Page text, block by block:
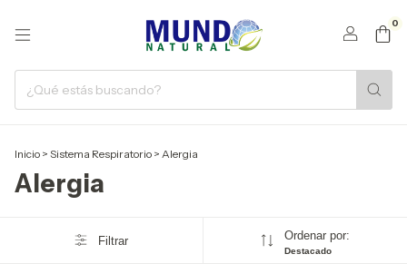
0
Inicio > Sistema Respiratorio > Alergia
Alergia
Filtrar Ordenar por:
Destacado